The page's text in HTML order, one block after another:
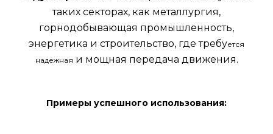
таких секторах, как металлургия,
горнодобывающая промышленность,
энергетика и строительство, где требуется
надежная и мощная передача движения.
Примеры успешного использования: